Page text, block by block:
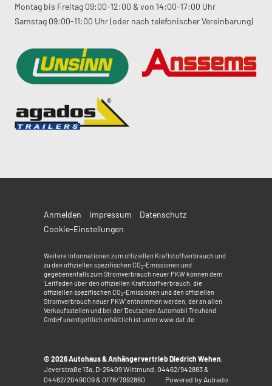
Montag bis Freitag 09:00-12:00 & von 14:00-17:00 Uhr
Samstag 09:00-11:00 Uhr (oder nach telefonischer Vereinbarung)
Anmelden Impressum
Datenschutz
Cookie-Einstellungen
Weitere Informationen zum offiziellen Kraftstoffverbrauch und
zu den offiziellen spezifischen CO2-Emissionen und
gegebenenfalls zum Stromverbrauch neuer PKW können dem
'Leitfaden über den offiziellen Kraftstoffverbrauch, die
offiziellen spezifischen CO2-Emissionen und den offiziellen
Stromverbrauch neuer PKW' entnommen werden, der an allen
Verkaufsstellen und bei der 'Deutschen Automobil Treuhand
GmbH' unentgeltlich erhältlich ist unter www.dat.de.
© 2026 Autohaus & Anhängervertrieb Diedrich Wehen
Jeverstraße 13a D-26409Wittmund, 04462/942883 &
04462/2049009 & 0178/7992860
Powered by Autrado